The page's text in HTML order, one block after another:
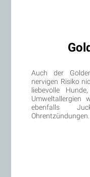
Auch der
nervigen Risiko
liebevolle
Umweltallergien
ebenfalls
Ohrentzündungen.